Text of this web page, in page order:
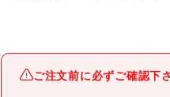
ブランド名 タジマ
ご注文前に必ずご確認下